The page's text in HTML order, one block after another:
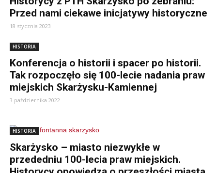
Przed nami ciekawe inicjatywy historyczne
18 stycznia 2023
HISTORIA
Konferencja o historii i spacer po historii.
Tak rozpoczęło się 100-lecie nadania praw
miejskich Skarżysku-Kamiennej
3 października 2022
HISTORIA
Skarżysko – miasto niezwykłe w
przededniu 100-lecia praw miejskich.